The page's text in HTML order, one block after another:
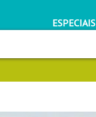
ESPECIAIS